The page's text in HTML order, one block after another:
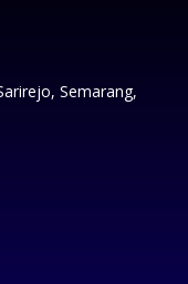
Semarang,